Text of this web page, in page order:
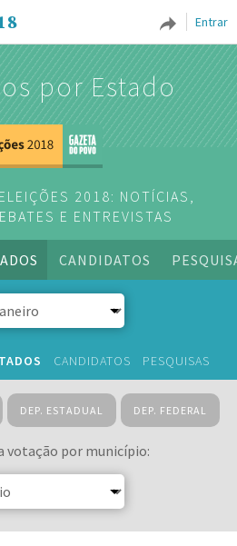
Entrar
por Estado
2018: NOTÍCIAS,
E ENTREVISTAS
CANDIDATOS
CANDIDATOS PESQUISAS
DEP. ESTADUAL DEP. FEDERAL
votação por município: